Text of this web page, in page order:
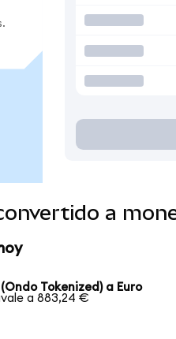
a
Tokenized) a Euro
a 883,24 €